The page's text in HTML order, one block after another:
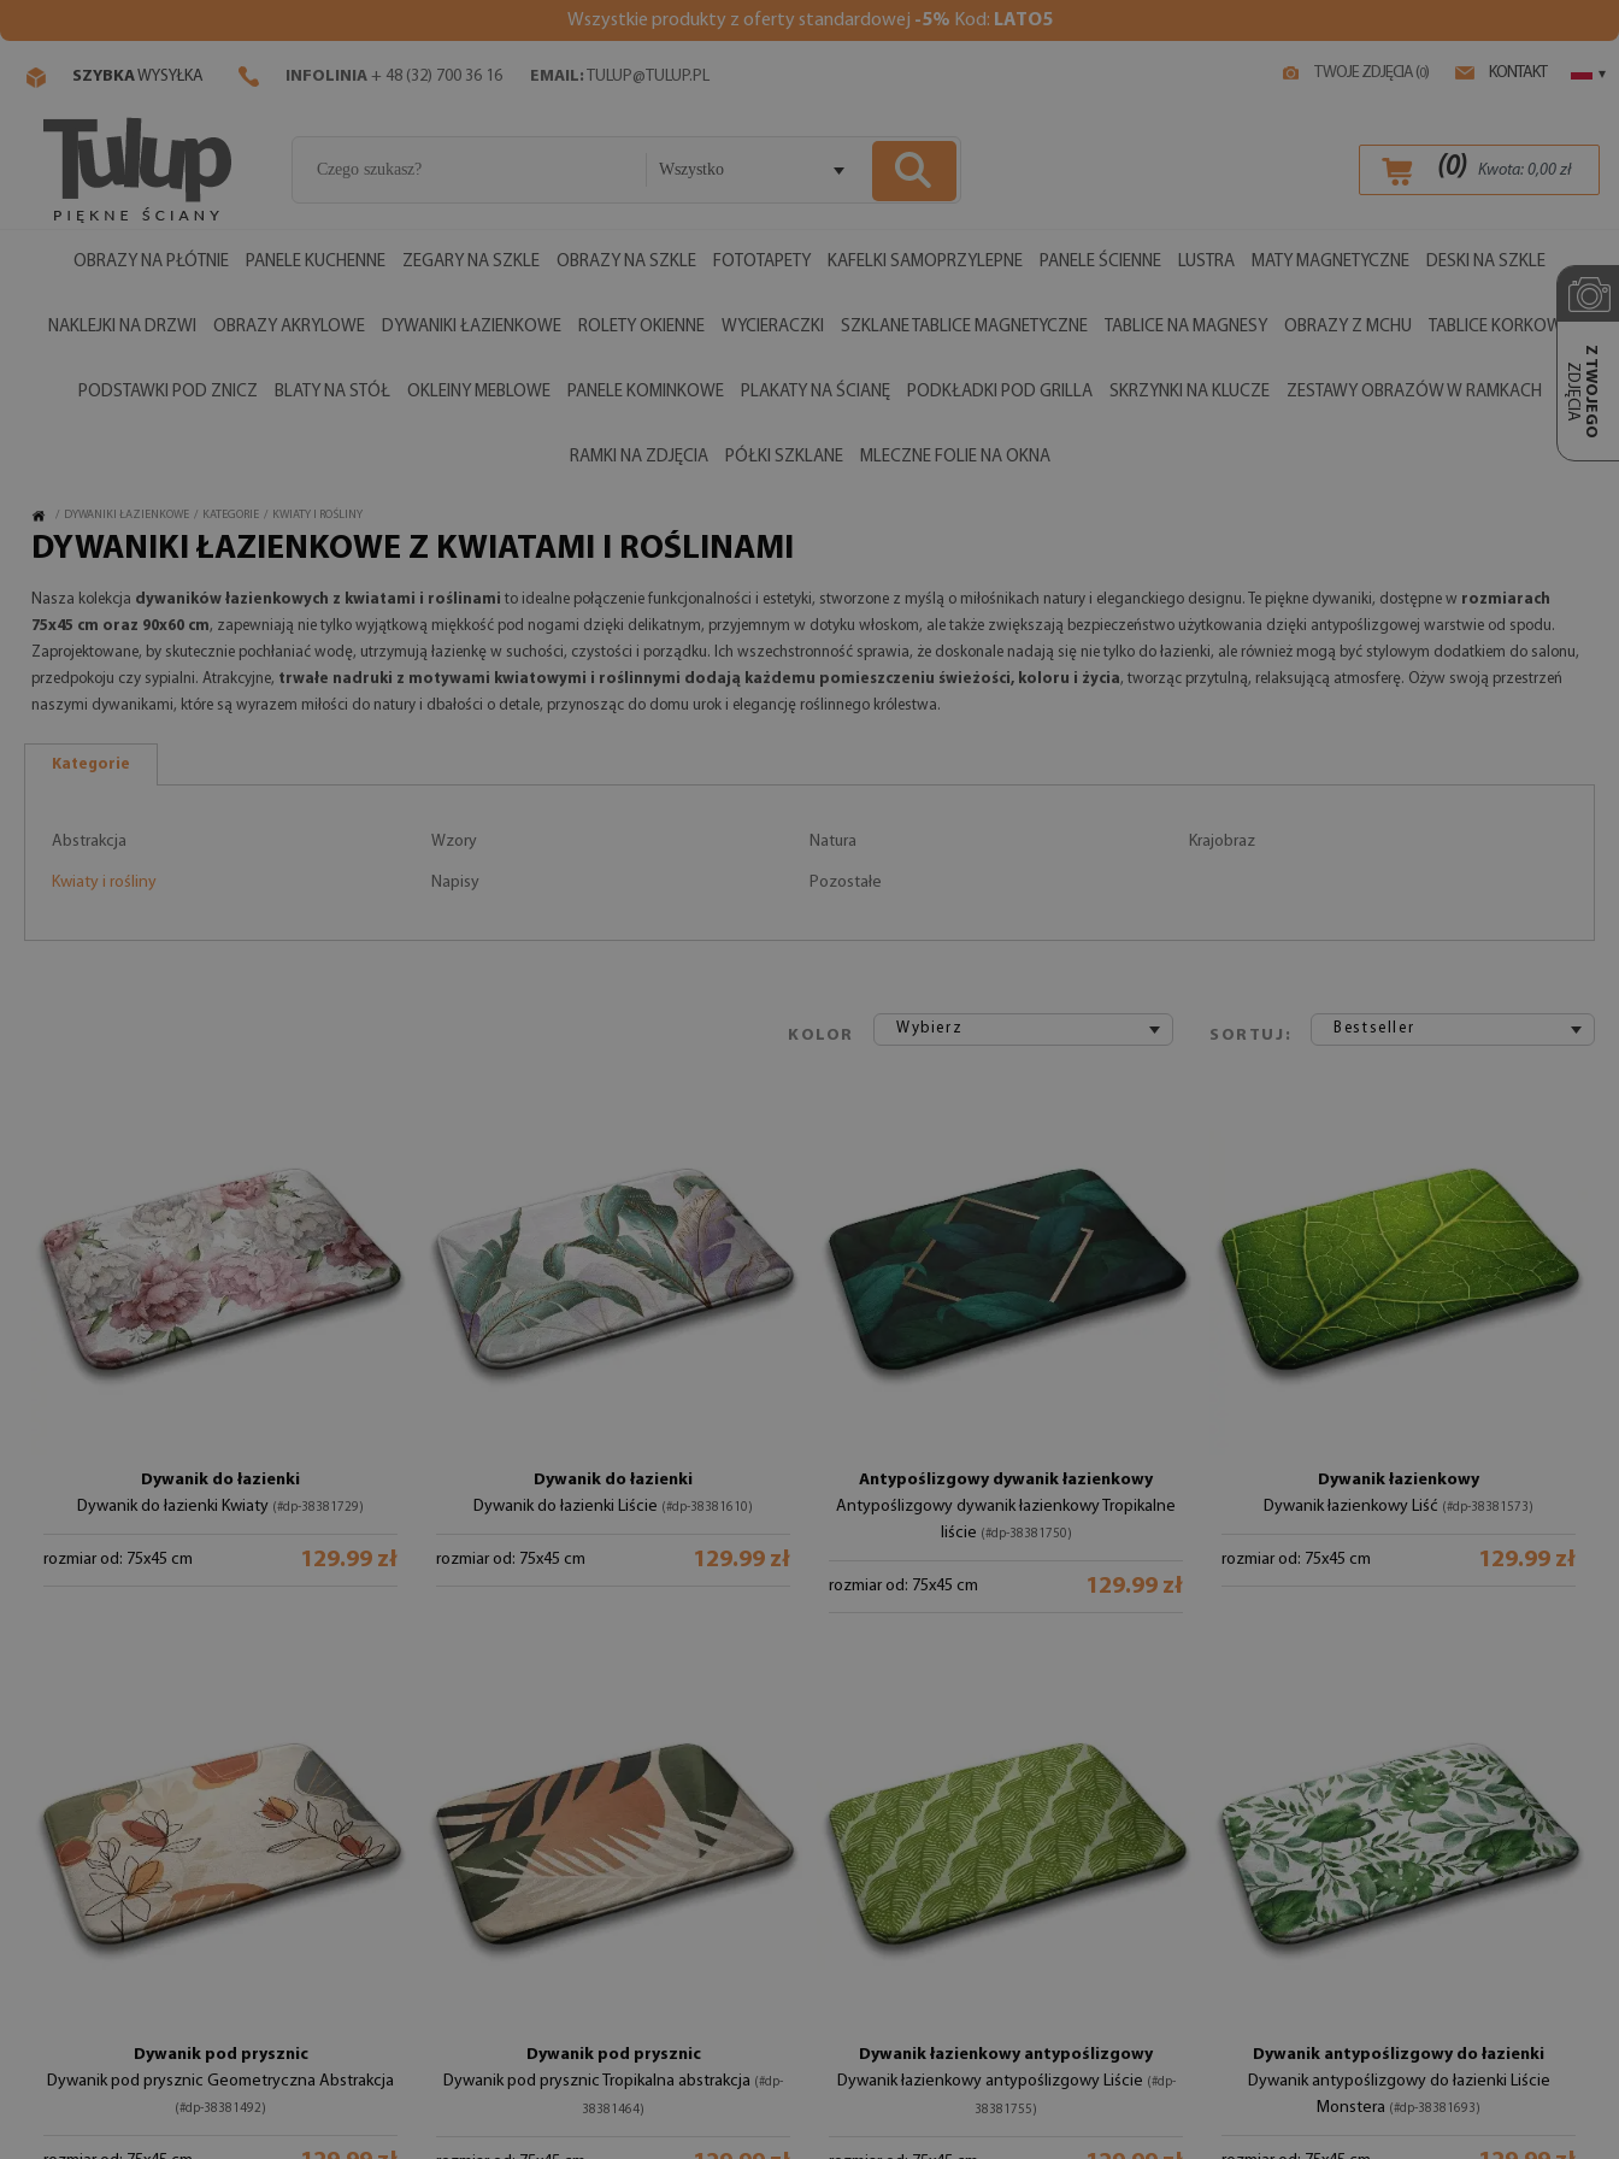
Wszystkie produkty z oferty standardowej -5% Kod: LATO5
TWOJE ZDJĘCIA (0) KONTAKT ▾
SZYBKAWYSYŁKA INFOLINIA + 48 (32) 700 36 16 EMAIL: TULUP@TULUP.PL
Wszystko (0) Kwota: 0,00zł
OBRAZY NA PŁÓTNIE PANELE KUCHENNE ZEGARY NA SZKLE OBRAZY NA SZKLE FOTOTAPETY KAFELKI SAMOPRZYLEPNE PANELE ŚCIENNE LUSTRA MATY MAGNETYCZNE DESKI NA SZKLE
NAKLEJKI NA DRZWI OBRAZY AKRYLOWE DYWANIKI ŁAZIENKOWE ROLETY OKIENNE WYCIERACZKI SZKLANE TABLICE MAGNETYCZNE TABLICE NA MAGNESY OBRAZY Z MCHU TABLICE KORKOWE
PODSTAWKI POD ZNICZ BLATY NA STÓŁ OKLEINY MEBLOWE PANELE KOMINKOWE PLAKATY NA ŚCIANĘ PODKŁADKI POD GRILLA SKRZYNKI NA KLUCZE ZESTAWY OBRAZÓW W RAMKACH
RAMKI NA ZDJĘCIA PÓŁKI SZKLANE MLECZNE FOLIE NA OKNA
Z TWOJEGO
ZDJĘCIA
/ DYWANIKI ŁAZIENKOWE / KATEGORIE / KWIATY I ROŚLINY
DYWANIKI ŁAZIENKOWE Z KWIATAMI I ROŚLINAMI
Nasza kolekcja dywaników łazienkowych z kwiatami i roślinami to idealne połączenie funkcjonalności i estetyki, stworzone z myślą o miłośnikach natury i eleganckiego designu. Te piękne dywaniki, dostępne w rozmiarach
75x45 cm oraz 90x60 cm, zapewniają nie tylko wyjątkową miękkość pod nogami dzięki delikatnym, przyjemnym w dotyku włoskom, ale także zwiększają bezpieczeństwo użytkowania dzięki antypoślizgowej warstwie od spodu.
Zaprojektowane, by skutecznie pochłaniać wodę, utrzymują łazienkę w suchości, czystości i porządku. Ich wszechstronność sprawia, że doskonale nadają się nie tylko do łazienki, ale również mogą być stylowym dodatkiem do salonu,
przedpokoju czy sypialni. Atrakcyjne, trwałe nadruki z motywami kwiatowymi i roślinnymi dodają każdemu pomieszczeniu świeżości, koloru i życia, tworząc przytulną, relaksującą atmosferę. Ożyw swoją przestrzeń
naszymi dywanikami, które są wyrazem miłości do natury i dbałości o detale, przynosząc do domu urok i elegancję roślinnego królestwa.
Kategorie
Abstrakcja Wzory Natura Krajobraz
Kwiaty i rośliny Napisy Pozostałe
KOLOR Wybierz SORTUJ: Bestseller
Dywanik do łazienki
Dywanik do łazienki Kwiaty (#dp-38381729)
rozmiar od: 75x45 cm 129.99 zł
Dywanik do łazienki
Dywanik do łazienki Liście (#dp-38381610)
rozmiar od: 75x45 cm 129.99 zł
Antypoślizgowy dywanik łazienkowy
Antypoślizgowy dywanik łazienkowy Tropikalne
liście (#dp-38381750)
rozmiar od: 75x45 cm 129.99 zł
Dywanik łazienkowy
Dywanik łazienkowy Liść (#dp-38381573)
rozmiar od: 75x45 cm 129.99 zł
Dywanik pod prysznic
Dywanik pod prysznic Geometryczna Abstrakcja
(#dp-38381492)
Dywanik pod prysznic
Dywanik pod prysznic Tropikalna abstrakcja (#dp-
38381464)
Dywanik łazienkowy antypoślizgowy
Dywanik łazienkowy antypoślizgowy Liście (#dp-
38381755)
Dywanik antypoślizgowy do łazienki
Dywanik antypoślizgowy do łazienki Liście
Monstera (#dp-38381693)